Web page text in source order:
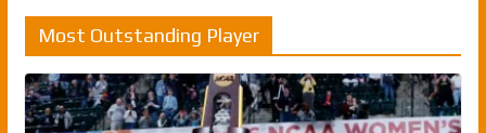
Most Outstanding Player